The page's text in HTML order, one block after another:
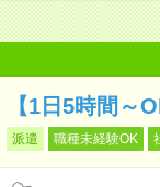
【1日5時間～
派遣 職種未経験OK